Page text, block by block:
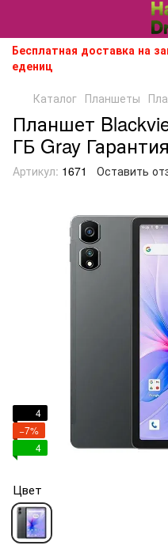
Бесплатная доставка на
едениц
Каталог Планшеты
Планшет
ГБ Gray
Артикул: 1671 Оставить
4
−7%
4
Цвет